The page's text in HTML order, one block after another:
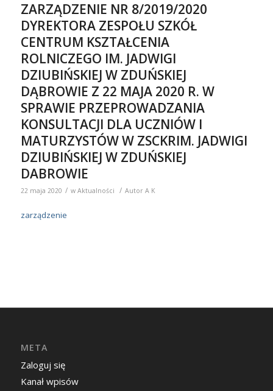
ZARZĄDZENIE NR 8/2019/2020
DYREKTORA ZESPOŁU SZKÓŁ
CENTRUM KSZTAŁCENIA
ROLNICZEGO IM. JADWIGI
DZIUBIŃSKIEJ W ZDUŃSKIEJ
DĄBROWIE Z 22 MAJA 2020 R. W
SPRAWIE PRZEPROWADZANIA
KONSULTACJI DLA UCZNIÓW I
MATURZYSTÓW W ZSCKRIM. JADWIGI
DZIUBIŃSKIEJ W ZDUŃSKIEJ
DABROWIE
22 maja 2020 / w Aktualności / Autor A K
zarządzenie
META
Zaloguj się
Kanał wpisów